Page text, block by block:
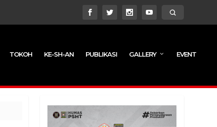
TOKOH KE-SH-AN PUBLIKASI GALLERY EVENT